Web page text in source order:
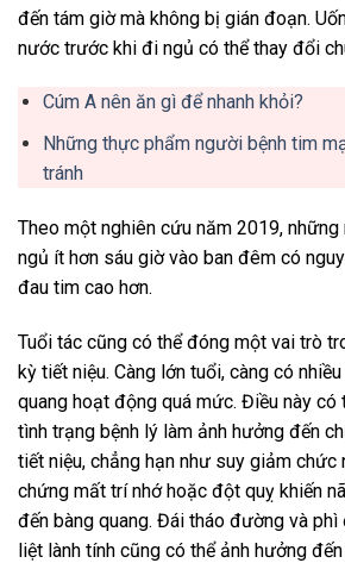
đến tám giờ mà không bị gián đoạn.
nước trước khi đi ngủ có thể thay đổi
Cúm A nên ăn gì để nhanh khỏi?
Những thực phẩm người bệnh tim
tránh
Theo một nghiên cứu năm 2019,
ngủ ít hơn sáu giờ vào ban đêm có
đau tim cao hơn.
Tuổi tác cũng có thể đóng một vai trò
kỳ tiết niệu. Càng lớn tuổi, càng có
quang hoạt động quá mức. Điều này có
tình trạng bệnh lý làm ảnh hưởng đến
tiết niệu, chẳng hạn như suy giảm chức
chứng mất trí nhớ hoặc đột quỵ khiến
đến bàng quang. Đái tháo đường và phì
liệt lành tính cũng có thể ảnh hưởng